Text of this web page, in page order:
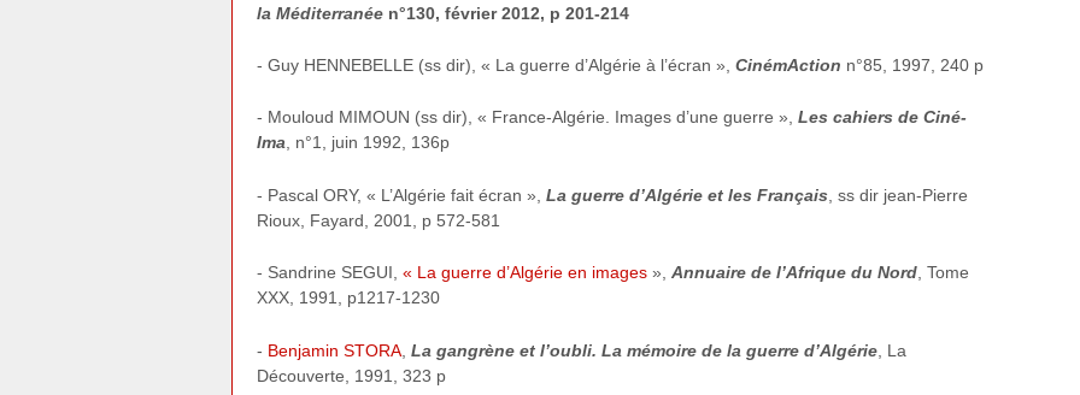
la Méditerranée n°130, février 2012, p 201-214
- Guy HENNEBELLE (ss dir), « La guerre d’Algérie à l’écran », CinémAction n°85, 1997, 240 p
- Mouloud MIMOUN (ss dir), « France-Algérie. Images d’une guerre », Les cahiers de Ciné-
Ima, n°1, juin 1992, 136p
- Pascal ORY, « L’Algérie fait écran », La guerre d’Algérie et les Français , ss dir jean-Pierre
Rioux, Fayard, 2001, p 572-581
- Sandrine SEGUI, « La guerre d’Algérie en images », Annuaire de l’Afrique du Nord, Tome
XXX, 1991, p1217-1230
- Benjamin STORA La gangrène et l’oubli. La mémoire de la guerre d’Algérie , La
Découverte, 1991, 323 p